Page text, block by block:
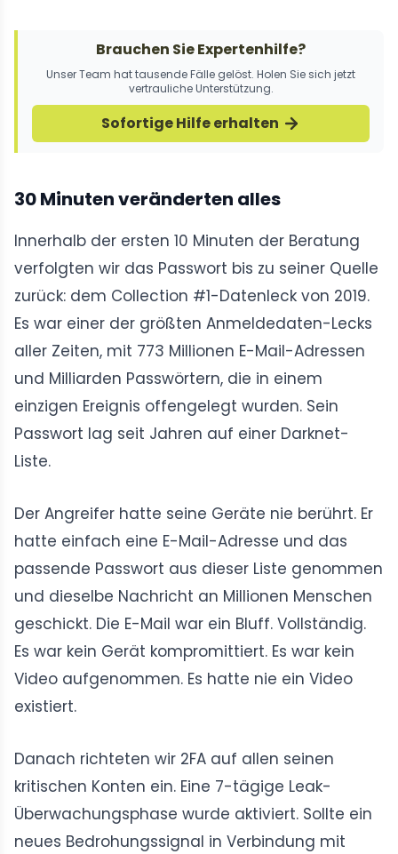
Brauchen Sie Expertenhilfe?
Unser Team hat tausende Fälle gelöst. Holen Sie sich jetzt
vertrauliche Unterstützung.
Sofortige Hilfe erhalten
30 Minuten veränderten alles
Innerhalb der ersten 10 Minuten der Beratung
verfolgten wir das Passwort bis zu seiner Quelle
zurück: dem Collection #1-Datenleck von 2019.
Es war einer der größten Anmeldedaten-Lecks
aller Zeiten, mit 773 Millionen E-Mail-Adressen
und Milliarden Passwörtern, die in einem
einzigen Ereignis offengelegt wurden. Sein
Passwort lag seit Jahren auf einer Darknet-
Liste.
Der Angreifer hatte seine Geräte nie berührt. Er
hatte einfach eine E-Mail-Adresse und das
passende Passwort aus dieser Liste genommen
und dieselbe Nachricht an Millionen Menschen
geschickt. Die E-Mail war ein Bluff. Vollständig.
Es war kein Gerät kompromittiert. Es war kein
Video aufgenommen. Es hatte nie ein Video
existiert.
Danach richteten wir 2FA auf allen seinen
kritischen Konten ein. Eine 7-tägige Leak-
Überwachungsphase wurde aktiviert. Sollte ein
neues Bedrohungssignal in Verbindung mit